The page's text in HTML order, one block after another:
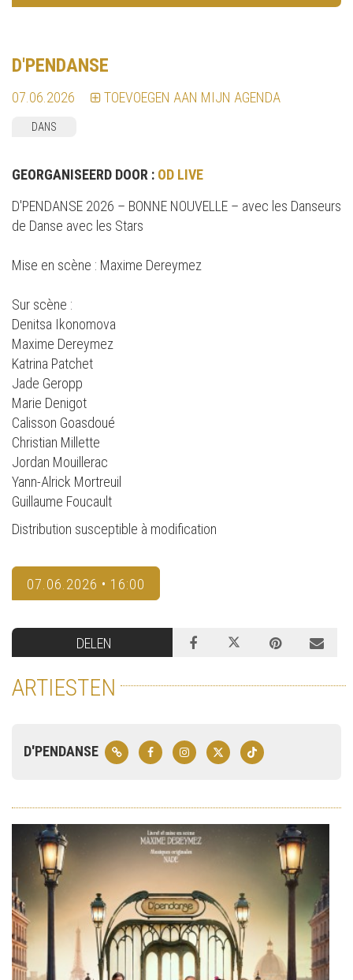
D'PENDANSE
07.06.2026 TOEVOEGEN AAN MIJN AGENDA
DANS
GEORGANISEERD DOOR : OD LIVE
D'PENDANSE 2026 – BONNE NOUVELLE – avec les Danseurs
de Danse avec les Stars
Mise en scène : Maxime Dereymez
Sur scène :
Denitsa Ikonomova
Maxime Dereymez
Katrina Patchet
Jade Geropp
Marie Denigot
Calisson Goasdoué
Christian Millette
Jordan Mouillerac
Yann-Alrick Mortreuil
Guillaume Foucault
Distribution susceptible à modification
07.06.2026 • 16:00
DELEN
ARTIESTEN
D'PENDANSE